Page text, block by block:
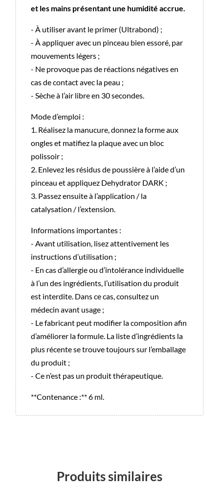
et les mains présentant une humidité accrue.
- À utiliser avant le primer (Ultrabond) ;
- À appliquer avec un pinceau bien essoré, par
mouvements légers ;
- Ne provoque pas de réactions négatives en
cas de contact avec la peau ;
- Sèche à l’air libre en 30 secondes.
Mode d’emploi :
1. Réalisez la manucure, donnez la forme aux
ongles et matifiez la plaque avec un bloc
polissoir ;
2. Enlevez les résidus de poussière à l’aide d’un
pinceau et appliquez Dehydrator DARK ;
3. Passez ensuite à l’application / la
catalysation / l’extension.
Informations importantes :
- Avant utilisation, lisez attentivement les
instructions d’utilisation ;
- En cas d’allergie ou d’intolérance individuelle
à l’un des ingrédients, l’utilisation du produit
est interdite. Dans ce cas, consultez un
médecin avant usage ;
- Le fabricant peut modifier la composition afin
d’améliorer la formule. La liste d’ingrédients la
plus récente se trouve toujours sur l’emballage
du produit ;
- Ce n’est pas un produit thérapeutique.
**Contenance :** 6 ml.
Produits similaires